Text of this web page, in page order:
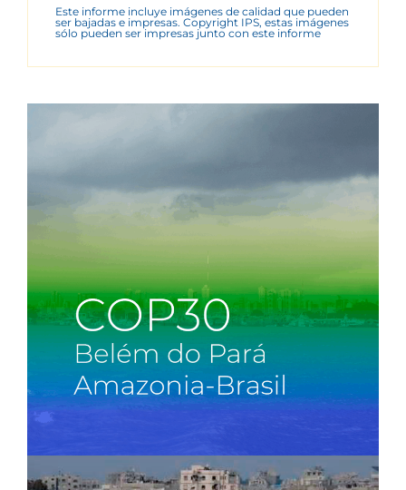
Este informe incluye imágenes de calidad que pueden
ser bajadas e impresas. Copyright IPS, estas imágenes
sólo pueden ser impresas junto con este informe